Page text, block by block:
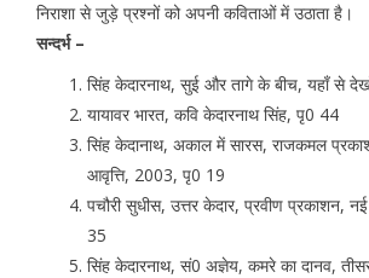
निराशा से जुड़े प्रश्नों को अपनी कविताओं में उठाता है।
सन्दर्भ –
सिंह केदारनाथ, सुई और तागे के बीच, यहाँ से
यायावर भारत, कवि केदारनाथ सिंह, पृ0 44
सिंह केदानाथ, अकाल में सारस, राजकमल
आवृत्ति, 2003, पृ0 19
पचौरी सुधीस, उत्तर केदार, प्रवीण प्रकाशन,
35
सिंह केदारनाथ, सं0 अज्ञेय, कमरे का दानव,